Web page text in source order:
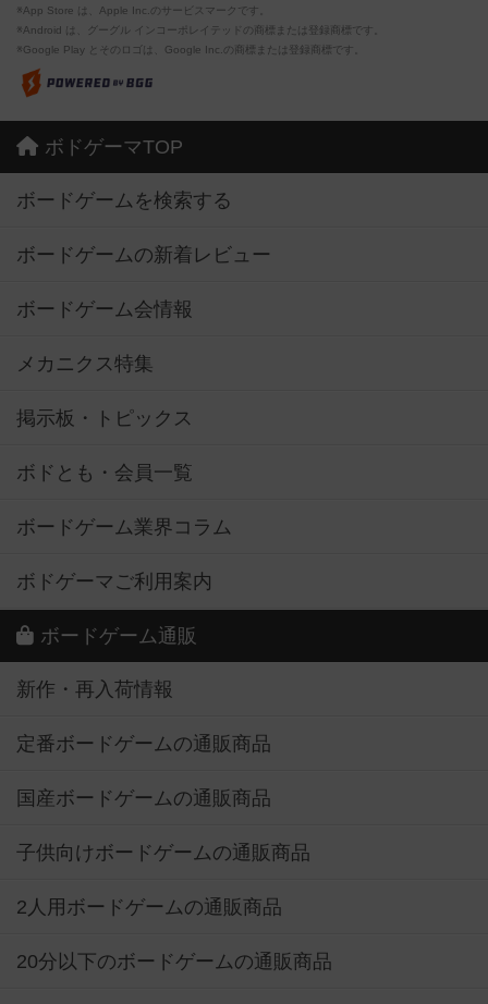
※App Store は、Apple Inc.のサービスマークです。
※Android は、グーグル インコーポレイテッドの商標または登録商標です。
※Google Play とそのロゴは、Google Inc.の商標または登録商標です。
ボドゲーマTOP
ボードゲームを検索する
ボードゲームの新着レビュー
ボードゲーム会情報
メカニクス特集
掲示板・トピックス
ボドとも・会員一覧
ボードゲーム業界コラム
ボドゲーマご利用案内
ボードゲーム通販
新作・再入荷情報
定番ボードゲームの通販商品
国産ボードゲームの通販商品
子供向けボードゲームの通販商品
2人用ボードゲームの通販商品
20分以下のボードゲームの通販商品